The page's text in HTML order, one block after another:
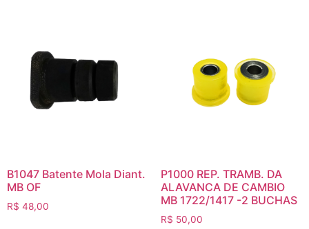
B1047 Batente Mola Diant.
MB OF
R$ 48,00
P1000 REP. TRAMB. DA
ALAVANCA DE CAMBIO
MB 1722/1417 -2 BUCHAS
R$ 50,00